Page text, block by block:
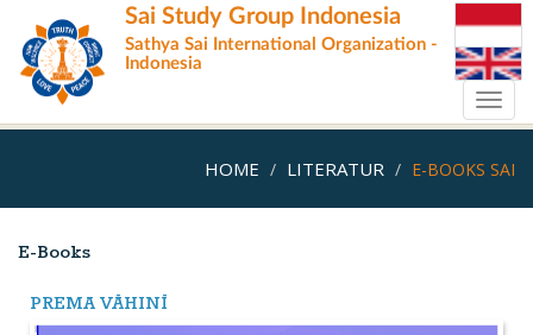
main
content
Sai Study Group Indonesia
Sathya Sai International Organization -
Indonesia
HOME LITERATUR E-BOOKS SAI
E-Books
PREMA VĀHINĪ